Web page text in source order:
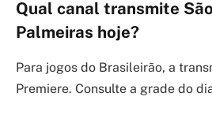
Qual canal transmite
Palmeiras hoje?
Para jogos do Brasileirão, a
Premiere. Consulte a grade do